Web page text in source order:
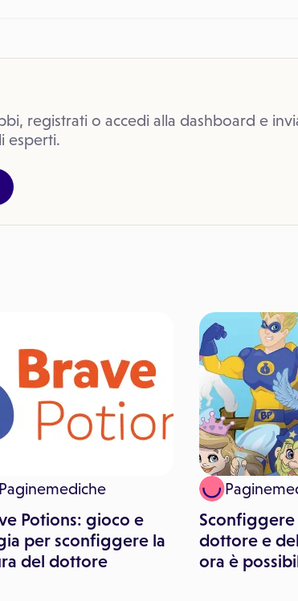
registrati o accedi alla dashboard e
esperti.
Paginemediche
Potions: gioco e
per sconfiggere la
del dottore
dottore e
ora è